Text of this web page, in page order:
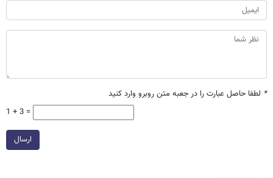
* لطفا حاصل عبارت را در جعبه متن روبرو وارد کنید
1 + 3 =
ارسال